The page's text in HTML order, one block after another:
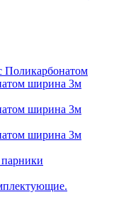
Поликарбонатом
ширина 3м
ширина 3м
ширина 3м